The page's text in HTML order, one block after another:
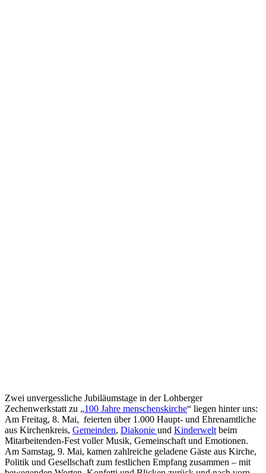
Zwei unvergessliche Jubiläumstage in der Lohberger
Zechenwerkstatt zu „100 Jahre menschenskirche“ liegen hinter uns:
Am Freitag, 8. Mai, feierten über 1.000 Haupt- und Ehrenamtliche
aus Kirchenkreis, Gemeinden, Diakonie und Kinderwelt beim
Mitarbeitenden-Fest voller Musik, Gemeinschaft und Emotionen.
Am Samstag, 9. Mai, kamen zahlreiche geladene Gäste aus Kirche,
Politik und Gesellschaft zum festlichen Empfang zusammen – mit